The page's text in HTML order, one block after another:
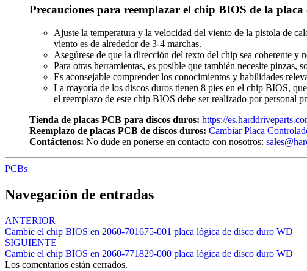
Precauciones para reemplazar el chip BIOS de la
Ajuste la temperatura y la velocidad del viento de la pistola de
viento es de alrededor de 3-4 marchas.
Asegúrese de que la dirección del texto del chip sea coherente y
Para otras herramientas, es posible que también necesite pinzas,
Es aconsejable comprender los conocimientos y habilidades
La mayoría de los discos duros tienen 8 pies en el chip BIOS,
el reemplazo de este chip BIOS debe ser realizado por personal
Tienda de placas PCB para discos duros: https://
Reemplazo de placas PCB de discos duros: Cambiar Placa
Contáctenos: No dude en ponerse en contacto con nosotros:
PCBs
Navegación de entradas
ANTERIOR
Cambie el chip BIOS en 2060-701675-001 placa lógica de disco duro WD
SIGUIENTE
Cambie el chip BIOS en 2060-771829-000 placa lógica de disco duro WD
Los comentarios están cerrados.